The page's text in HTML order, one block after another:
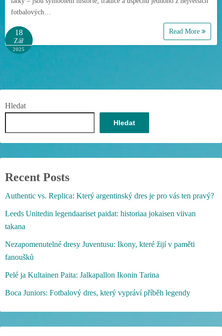
fotbalových…
Read More
18
Zář
2025
Hledat
Hledat
Recent Posts
Authentic vs. Replica: Který argentinský dres je pro vás ten pravý?
Leeds Unitedin legendaariset paidat: historiaa jokaisen viivan
takana
Nezapomenutelné dresy Juventusu: Ikony, které žijí v paměti
fanoušků
Pelé ja Kultainen Paita: Jalkapallon Ikonin Tarina
Boca Juniors: Fotbalový dres, který vypráví příběh legendy